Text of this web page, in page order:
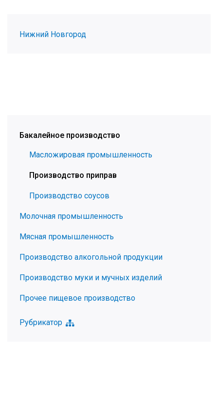
Нижний Новгород
Бакалейное производство
Масложировая промышленность
Производство приправ
Производство соусов
Молочная промышленность
Мясная промышленность
Производство алкогольной продукции
Производство муки и мучных изделий
Прочее пищевое производство
Рубрикатор